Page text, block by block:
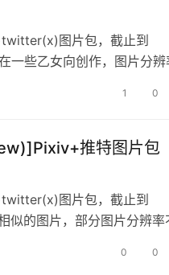
图片包，截止到
一些乙女向创作，图片分辨
1 0
推特图片包
图片包，截止到
似的图片，部分图片分辨率
0 0